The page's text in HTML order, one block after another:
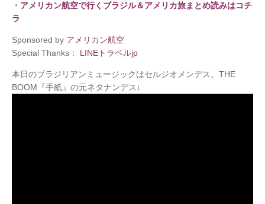
・ アメリカン航空で行くブラジル＆アメリカ旅まとめ読みはコチ
ラ
Sponsored by アメリカン航空
Special Thanks： LINEトラベルjp
本日のブラジリアンミュージックはセルジオメンデス。THE
BOOM『手紙』の元ネタナンデス↓